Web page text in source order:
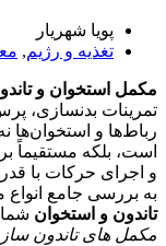
پویا شهریار
تغذیه و رژیم,
مکمل استخوان و
تمرینات بدنسازی،
رباط‌ها و استخوان‌ها
است، بلکه مستقیماً
و اجرای حرکات با
به بررسی جامع انواع
تاندون و استخوان
مکمل های تاندون ساز